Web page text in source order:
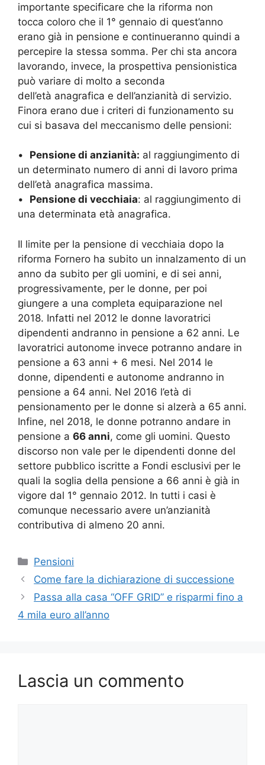
importante specificare che la riforma non
tocca coloro che il 1° gennaio di quest’anno
erano già in pensione e continueranno quindi a
percepire la stessa somma. Per chi sta ancora
lavorando, invece, la prospettiva pensionistica
può variare di molto a seconda
dell’età anagrafica e dell’anzianità di servizio.
Finora erano due i criteri di funzionamento su
cui si basava del meccanismo delle pensioni:
• Pensione di anzianità: al raggiungimento di
un determinato numero di anni di lavoro prima
dell’età anagrafica massima.
• Pensione di vecchiaia: al raggiungimento di
una determinata età anagrafica.
Il limite per la pensione di vecchiaia dopo la
riforma Fornero ha subito un innalzamento di un
anno da subito per gli uomini, e di sei anni,
progressivamente, per le donne, per poi
giungere a una completa equiparazione nel
2018. Infatti nel 2012 le donne lavoratrici
dipendenti andranno in pensione a 62 anni. Le
lavoratrici autonome invece potranno andare in
pensione a 63 anni + 6 mesi. Nel 2014 le
donne, dipendenti e autonome andranno in
pensione a 64 anni. Nel 2016 l’età di
pensionamento per le donne si alzerà a 65 anni.
Infine, nel 2018, le donne potranno andare in
pensione a 66 anni, come gli uomini. Questo
discorso non vale per le dipendenti donne del
settore pubblico iscritte a Fondi esclusivi per le
quali la soglia della pensione a 66 anni è già in
vigore dal 1° gennaio 2012. In tutti i casi è
comunque necessario avere un’anzianità
contributiva di almeno 20 anni.
Categorie
Pensioni
Come fare la dichiarazione di successione
Passa alla casa “OFF GRID” e risparmi fino a
4 mila euro all’anno
Lascia un commento